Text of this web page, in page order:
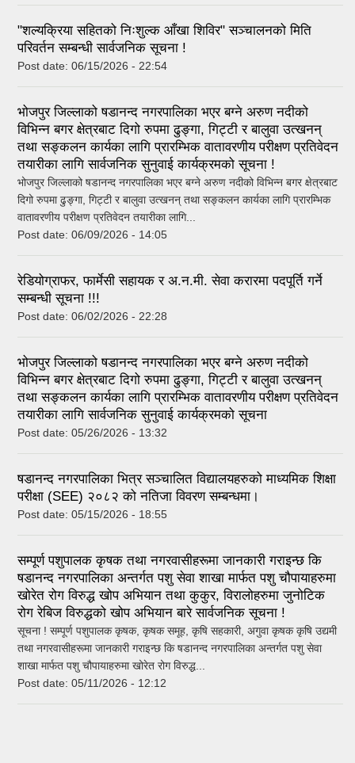
"शल्यक्रिया सहितको निःशुल्क आँखा शिविर" सञ्चालनको मिति
परिवर्तन सम्बन्धी सार्वजनिक सूचना !
Post date: 06/15/2026 - 22:54
भोजपुर जिल्लाको षडानन्द नगरपालिका भएर बग्ने अरुण नदीको
विभिन्न बगर क्षेत्रबाट दिगो रुपमा ढुङ्गा, गिट्टी र बालुवा उत्खनन्
तथा सङ्कलन कार्यका लागि प्रारम्भिक वातावरणीय परीक्षण प्रतिवेदन
तयारीका लागि सार्वजनिक सुनुवाई कार्यक्रमको सूचना !
भोजपुर जिल्लाको षडानन्द नगरपालिका भएर बग्ने अरुण नदीको विभिन्न बगर क्षेत्रबाट
दिगो रुपमा ढुङ्गा, गिट्टी र बालुवा उत्खनन् तथा सङ्कलन कार्यका लागि प्रारम्भिक
वातावरणीय परीक्षण प्रतिवेदन तयारीका लागि...
Post date: 06/09/2026 - 14:05
रेडियोग्राफर, फार्मेसी सहायक र अ.न.मी. सेवा करारमा पदपूर्ति गर्ने
सम्बन्धी सूचना !!!
Post date: 06/02/2026 - 22:28
भोजपुर जिल्लाको षडानन्द नगरपालिका भएर बग्ने अरुण नदीको
विभिन्न बगर क्षेत्रबाट दिगो रुपमा ढुङ्गा, गिट्टी र बालुवा उत्खनन्
तथा सङ्कलन कार्यका लागि प्रारम्भिक वातावरणीय परीक्षण प्रतिवेदन
तयारीका लागि सार्वजनिक सुनुवाई कार्यक्रमको सूचना
Post date: 05/26/2026 - 13:32
षडानन्द नगरपालिका भित्र सञ्चालित विद्यालयहरुको माध्यमिक शिक्षा
परीक्षा (SEE) २०८२ को नतिजा विवरण सम्बन्धमा।
Post date: 05/15/2026 - 18:55
सम्पूर्ण पशुपालक कृषक तथा नगरवासीहरूमा जानकारी गराइन्छ कि
षडानन्द नगरपालिका अन्तर्गत पशु सेवा शाखा मार्फत पशु चौपायाहरुमा
खोरेत रोग विरुद्ध खोप अभियान तथा कुकुर, विरालोहरुमा जुनोटिक
रोग रेबिज विरुद्धको खोप अभियान बारे सार्वजनिक सूचना !
सूचना ! सम्पूर्ण पशुपालक कृषक, कृषक समूह, कृषि सहकारी, अगुवा कृषक कृषि उद्यमी
तथा नगरवासीहरूमा जानकारी गराइन्छ कि षडानन्द नगरपालिका अन्तर्गत पशु सेवा
शाखा मार्फत पशु चौपायाहरुमा खोरेत रोग विरुद्ध...
Post date: 05/11/2026 - 12:12